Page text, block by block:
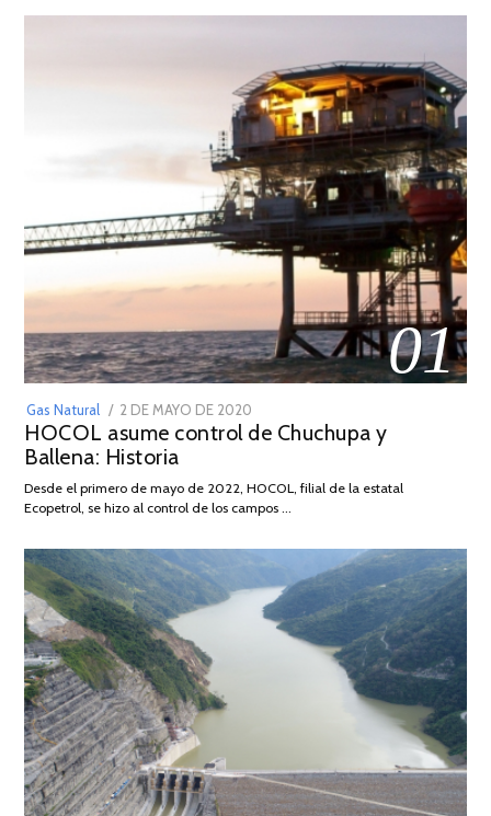
01
Gas Natural
POSTED
ON
2 DE MAYO DE 2020
DE
2026
HOCOL asume control de Chuchupa y
Ballena: Historia
Desde el primero de mayo de 2022, HOCOL, filial de la estatal
Ecopetrol, se hizo al control de los campos …